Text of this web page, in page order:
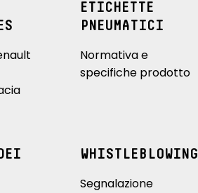
ETICHETTE
PNEUMATICI
Normativa e
specifiche prodotto
WHISTLEBLOWING
Segnalazione